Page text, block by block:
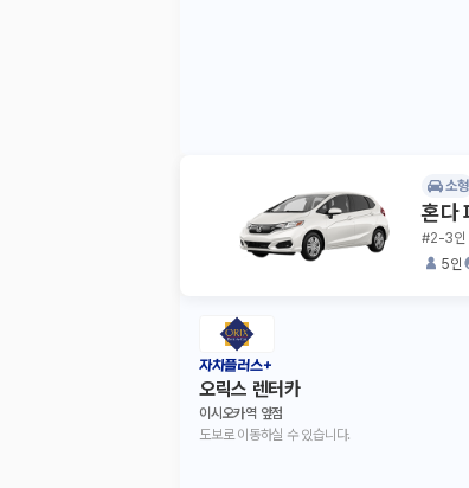
소형
혼다
#2-3인
5인
자차플러스+
오릭스 렌터카
이시오카역 앞점
도보로 이동하실 수 있습니다.